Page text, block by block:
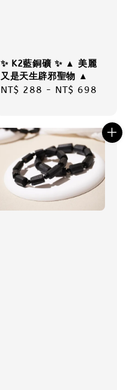
✨ K2藍銅礦 ✨ ▲ 美麗
又是天生辟邪聖物 ▲
Regular
NT$ 288 - NT$ 698